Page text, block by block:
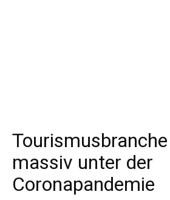
massiv unter der
Coronapandemie